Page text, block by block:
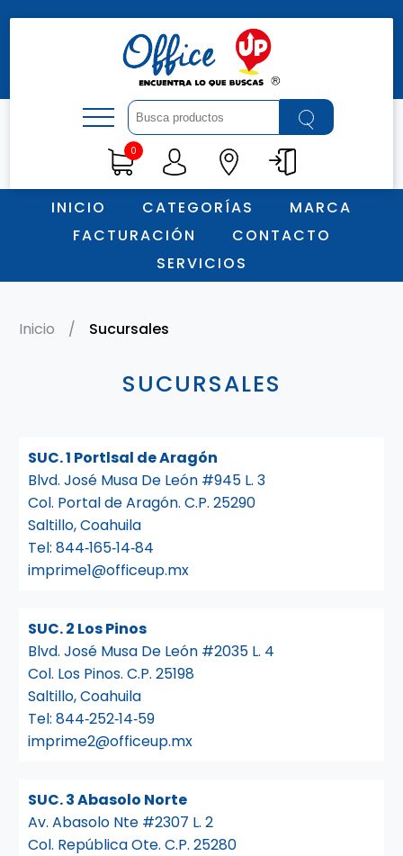
0
INICIO CATEGORÍAS
MARCA
FACTURACIÓN
CONTACTO
SERVICIOS
Inicio / Sucursales
SUCURSALES
SUC. 1 Portlsal de Aragón
Blvd. José Musa De León #945 L. 3
Col. Portal de Aragón. C.P. 25290
Saltillo, Coahuila
Tel:844‑165‑14‑84
imprime1@officeup.mx
SUC. 2 Los Pinos
Blvd. José Musa De León #2035 L. 4
Col. Los Pinos. C.P. 25198
Saltillo, Coahuila
Tel:844‑252‑14‑59
imprime2@officeup.mx
SUC. 3 Abasolo Norte
Av. Abasolo Nte #2307 L. 2
Col. República Ote. C.P. 25280